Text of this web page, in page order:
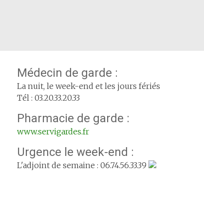
Médecin de garde :
La nuit, le week-end et les jours fériés
Tél : 03.20.33.20.33
Pharmacie de garde :
www.servigardes.fr
Urgence le week-end :
L'adjoint de semaine : 06.74.56.33.39